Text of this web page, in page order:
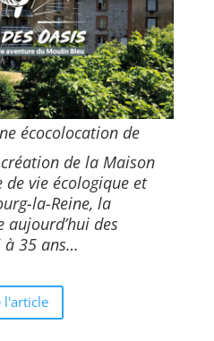
écocolocation de
de la Maison
vie écologique et
la-Reine, la
des
à 35 ans…
l'article